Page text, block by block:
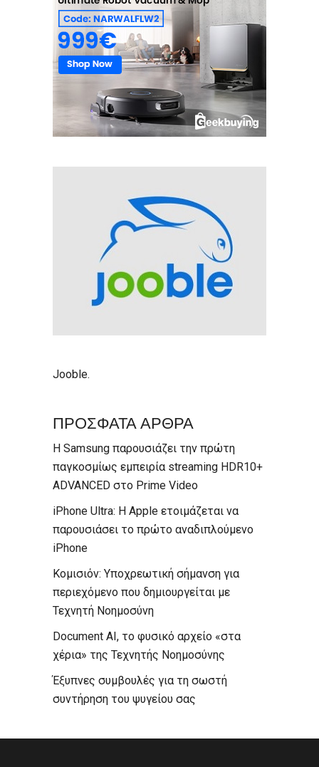
Jooble.
ΠΡΟΣΦΑΤΑ ΑΡΘΡΑ
Η Samsung παρουσιάζει την πρώτη
παγκοσμίως εμπειρία streaming HDR10+
ADVANCED στο Prime Video
iPhone Ultra: Η Apple ετοιμάζεται να
παρουσιάσει το πρώτο αναδιπλούμενο
iPhone
Κομισιόν: Υποχρεωτική σήμανση για
περιεχόμενο που δημιουργείται με
Τεχνητή Νοημοσύνη
Document AI, το φυσικό αρχείο «στα
χέρια» της Τεχνητής Νοημοσύνης
Έξυπνες συμβουλές για τη σωστή
συντήρηση του ψυγείου σας